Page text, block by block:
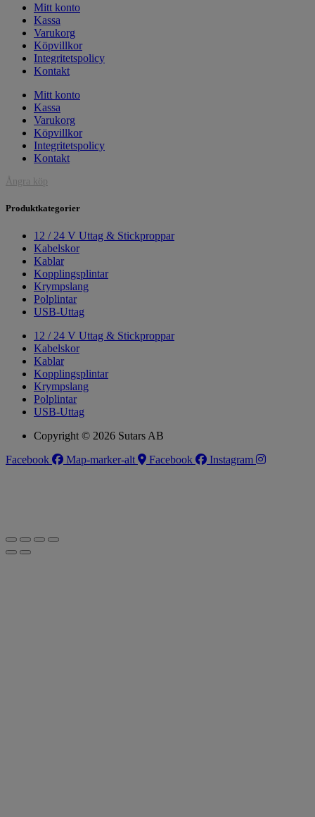
Mitt konto
Kassa
Varukorg
Köpvillkor
Integritetspolicy
Kontakt
Mitt konto
Kassa
Varukorg
Köpvillkor
Integritetspolicy
Kontakt
Ångra köp
Produktkategorier
12 / 24 V Uttag & Stickproppar
Kabelskor
Kablar
Kopplingsplintar
Krympslang
Polplintar
USB-Uttag
12 / 24 V Uttag & Stickproppar
Kabelskor
Kablar
Kopplingsplintar
Krympslang
Polplintar
USB-Uttag
Copyright © 2026 Sutars AB
Facebook
Map-marker-alt Facebook Instagram